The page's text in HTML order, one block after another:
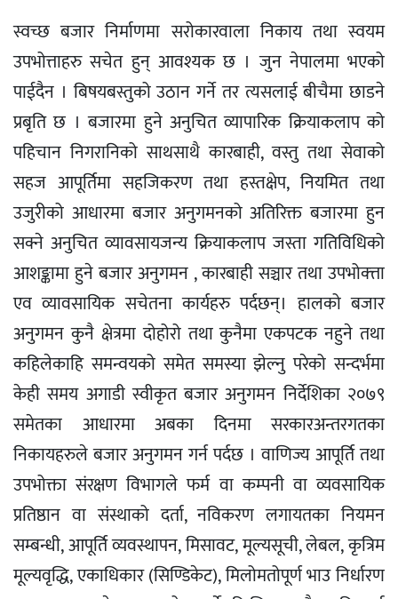
स्वच्छ बजार निर्माणमा सरोकारवाला निकाय तथा स्वयम
उपभोत्ताहरु सचेत हुन् आवश्यक छ । जुन नेपालमा भएको
पाईदैन । बिषयबस्तुको उठान गर्ने तर त्यसलाई बीचैमा छाडने
प्रबृति छ । बजारमा हुने अनुचित व्यापारिक क्रियाकलाप को
पहिचान निगरानिको साथसाथै कारबाही, वस्तु तथा सेवाको
सहज आपूर्तिमा सहजिकरण तथा हस्तक्षेप, नियमित तथा
उजुरीको आधारमा बजार अनुगमनको अतिरिक्त बजारमा हुन
सक्ने अनुचित व्यावसायजन्य क्रियाकलाप जस्ता गतिविधिको
आशङ्कामा हुने बजार अनुगमन , कारबाही सञ्चार तथा उपभोक्त्ता
एव व्यावसायिक सचेतना कार्यहरु पर्दछन्। हालको बजार
अनुगमन कुनै क्षेत्रमा दोहोरो तथा कुनैमा एकपटक नहुने तथा
कहिलेकाहि समन्वयको समेत समस्या झेल्नु परेको सन्दर्भमा
केही समय अगाडी स्वीकृत बजार अनुगमन निर्देशिका २०७९
समेतका आधारमा अबका दिनमा सरकारअन्तरगतका
निकायहरुले बजार अनुगमन गर्न पर्दछ । वाणिज्य आपूर्ति तथा
उपभोक्ता संरक्षण विभागले फर्म वा कम्पनी वा व्यवसायिक
प्रतिष्ठान वा संस्थाको दर्ता, नविकरण लगायतका नियमन
सम्बन्धी, आपूर्ति व्यवस्थापन, मिसावट, मूल्यसूची, लेबल, कृत्रिम
मूल्यवृद्धि, एकाधिकार (सिण्डिकेट), मिलोमतोपूर्ण भाउ निर्धारण